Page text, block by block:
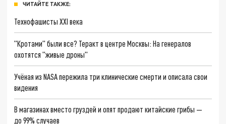
ЧИТАЙТЕ ТАКЖЕ:
Технофашисты XXI века
"Кротами" были все? Теракт в центре Москвы: На генералов
охотятся "живые дроны"
Учёная из NASA пережила три клинические смерти и описала свои
видения
В магазинах вместо груздей и опят продают китайские грибы —
до 99% случаев